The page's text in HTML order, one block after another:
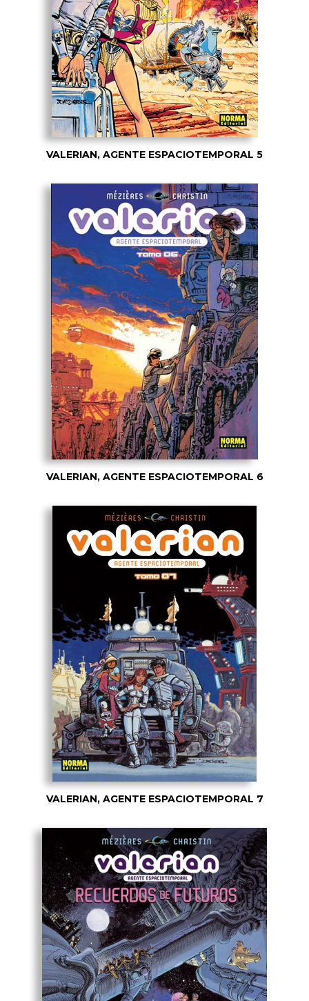
VALERIAN, AGENTE ESPACIOTEMPORAL 5
VALERIAN, AGENTE ESPACIOTEMPORAL 6
VALERIAN, AGENTE ESPACIOTEMPORAL 7